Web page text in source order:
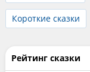
Короткие сказки
Рейтинг сказки